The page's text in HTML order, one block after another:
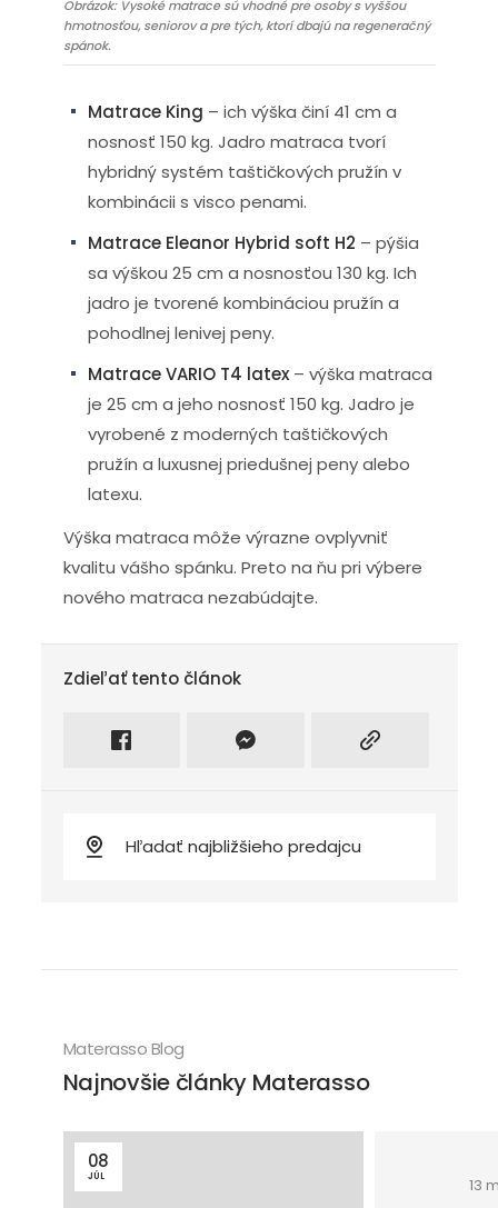
Obrázok: Vysoké matrace sú vhodné pre osoby s vyššou
hmotnosťou, seniorov a pre tých, ktorí dbajú na regeneračný
spánok.
Matrace King – ich výška činí 41 cm a
nosnosť 150 kg. Jadro matraca tvorí
hybridný systém taštičkových pružín v
kombinácii s visco penami.
Matrace Eleanor Hybrid soft H2 – pýšia
sa výškou 25 cm a nosnosťou 130 kg. Ich
jadro je tvorené kombináciou pružín a
pohodlnej lenivej peny.
Matrace VARIO T4 latex – výška matraca
je 25 cm a jeho nosnosť 150 kg. Jadro je
vyrobené z moderných taštičkových
pružín a luxusnej priedušnej peny alebo
latexu.
Výška matraca môže výrazne ovplyvniť
kvalitu vášho spánku. Preto na ňu pri výbere
nového matraca nezabúdajte.
Zdieľať tento článok
Materasso Blog
Najnovšie články Materasso
08
JÚL 13